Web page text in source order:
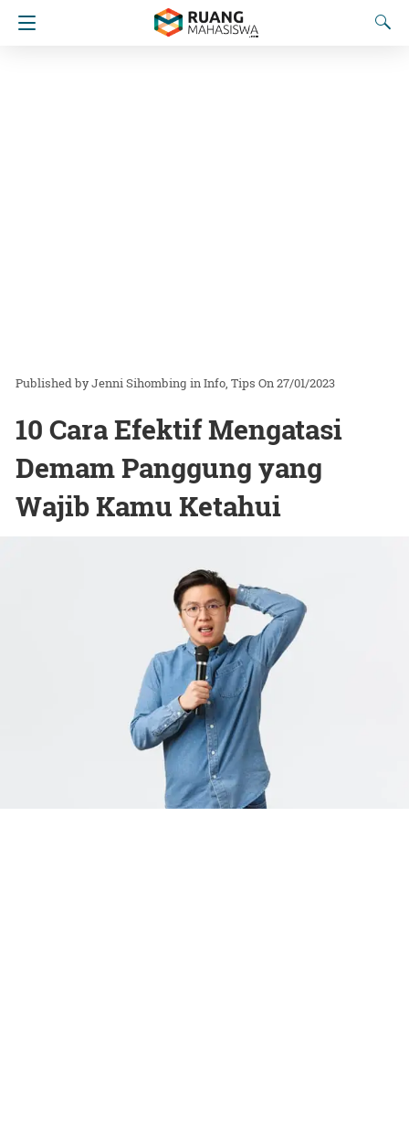
Jenni Sihombing inInfo Tips On 27/01/2023
10 Cara Efektif Mengatasi
Demam Panggung yang
Wajib Kamu Ketahui